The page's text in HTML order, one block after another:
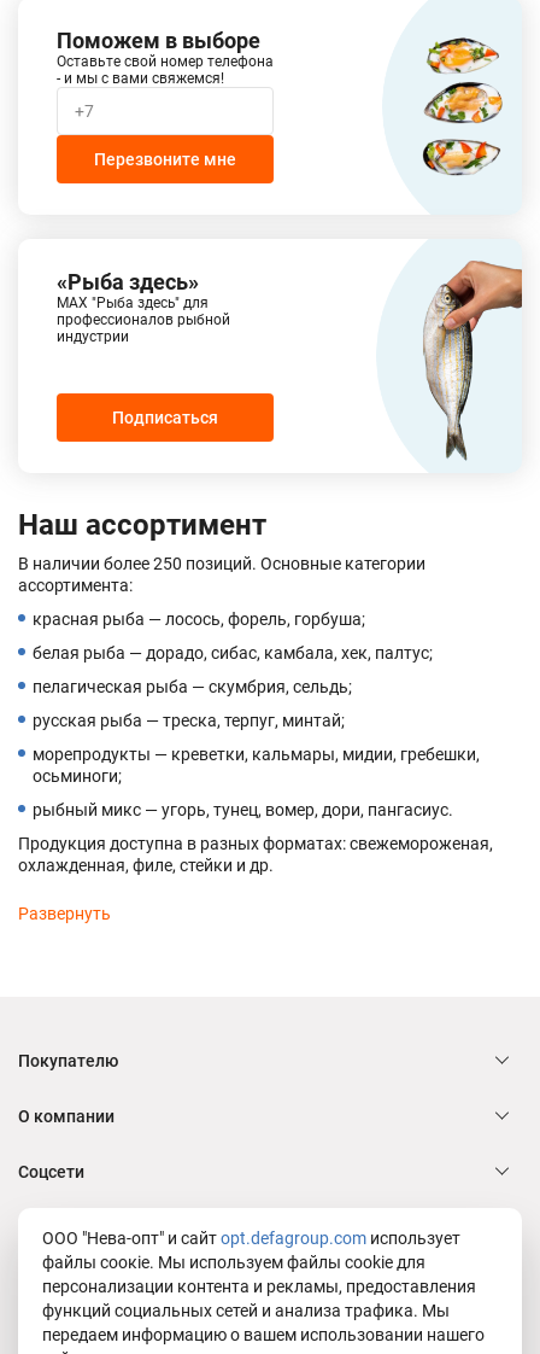
Поможем в выборе
Оставьте свой номер телефона
- и мы с вами свяжемся!
Перезвоните мне
«Рыба здесь»
MAX "Рыба здесь" для
профессионалов рыбной
индустрии
Подписаться
Наш ассортимент
В наличии более 250 позиций. Основные категории
ассортимента:
красная рыба — лосось, форель, горбуша;
белая рыба — дорадо, сибас, камбала, хек, палтус;
пелагическая рыба — скумбрия, сельдь;
русская рыба — треска, терпуг, минтай;
морепродукты — креветки, кальмары, мидии, гребешки,
осьминоги;
рыбный микс — угорь, тунец, вомер, дори, пангасиус.
Продукция доступна в разных форматах: свежемороженая,
охлажденная, филе, стейки и др.
Покупателю
О компании
Соцсети
Служба заботы Defa group
Юридическая информация
Политика в отношении обработки персональных данных ООО "Нева-
ООО "Нева-опт" и сайтopt.defagroup.com использует
файлы соокіе. Мы используем файлы cookie для
персонализации контента и рекламы, предоставления
функций социальных сетей и анализа трафика. Мы
передаем информацию о вашем использовании нашего